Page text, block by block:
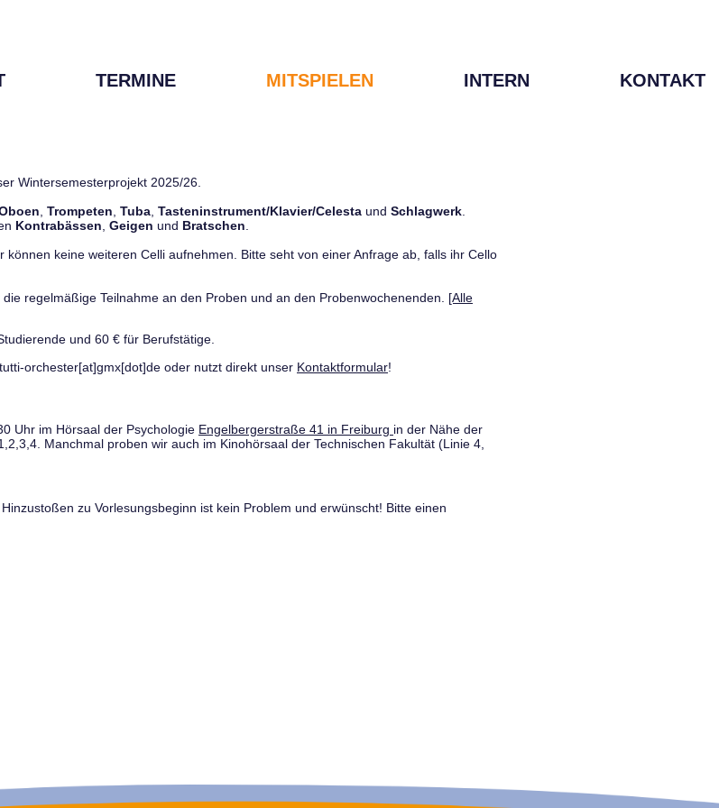
TERMINE MITSPIELEN INTERN KONTAKT
Wintersemesterprojekt 2025/26.
Trompeten Tuba Tasteninstrument/Klavier/Celesta und Schlagwerk
Kontrabässen Geigen und Bratschen
keine weiteren Celli aufnehmen. Bitte seht von einer Anfrage ab, falls ihr Cello
regelmäßige Teilnahme an den Proben und an den Probenwochenenden. [Alle
und 60 € für Berufstätige.
orchester[at]gmx[dot]de oder nutzt direkt unser Kontaktformular!
Uhr im Hörsaal der Psychologie Engelbergerstraße 41 in Freiburg in der Nähe der
Manchmal proben wir auch im Kinohörsaal der Technischen Fakultät (Linie 4,
zu Vorlesungsbeginn ist kein Problem und erwünscht! Bitte einen